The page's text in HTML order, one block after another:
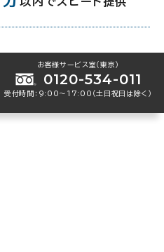
お客様サービス室（東京）
0120-534-011
受付時間：9:00〜17:00（土日祝日は除く）